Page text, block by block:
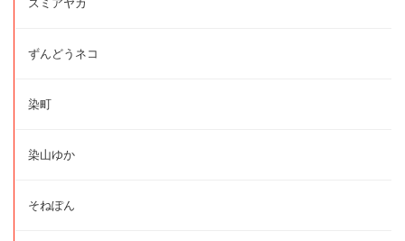
スミアヤカ
ずんどうネコ
染町
染山ゆか
そねぽん